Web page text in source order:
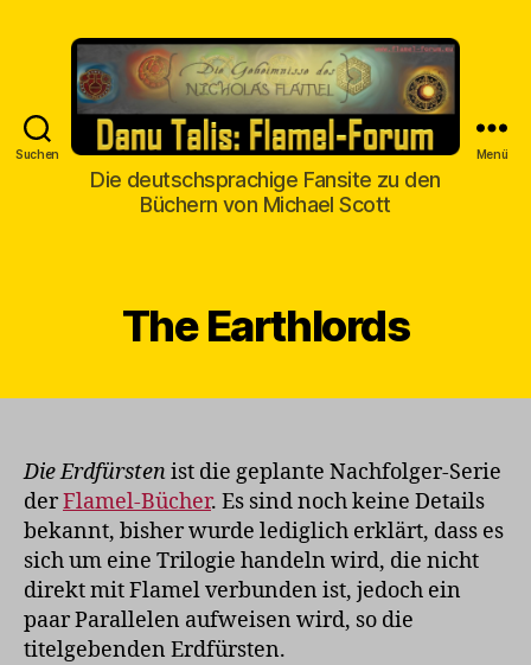
Suchen
Danu
Talis
Die deutschsprachige Fansite zu den
Büchern von Michael Scott
Menü
The Earthlords
Die Erdfürstenist die geplante Nachfolger-Serie
derFlamel-Bücher. Es sind noch keine Details
bekannt, bisher wurde lediglich erklärt, dass es
sich um eine Trilogie handeln wird, die nicht
direkt mit Flamel verbunden ist, jedoch ein
paar Parallelen aufweisen wird, so die
titelgebenden Erdfürsten.